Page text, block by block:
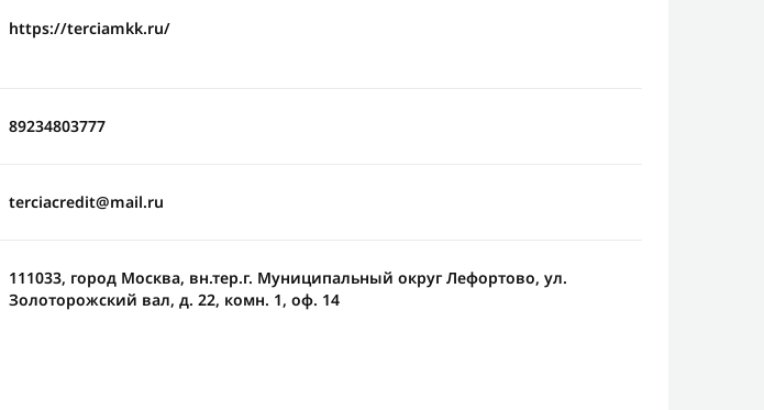
https://terciamkk.ru/
89234803777
terciacredit@mail.ru
111033, город Москва, вн.тер.г. Муниципальный округ Лефортово, ул.
Золоторожский вал, д. 22, комн. 1, оф. 14